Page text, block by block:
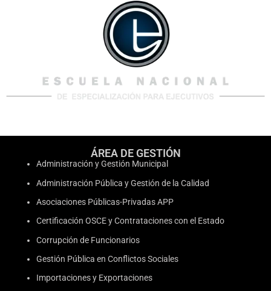
ÁREA DE GESTIÓN
Administración y Gestión Municipal
Administración Pública y Gestión de la Calidad
Asociaciones Públicas-Privadas APP
Certificación OSCE y Contrataciones con el Estado
Corrupción de Funcionarios
Gestión Pública en Conflictos Sociales
Importaciones y Exportaciones